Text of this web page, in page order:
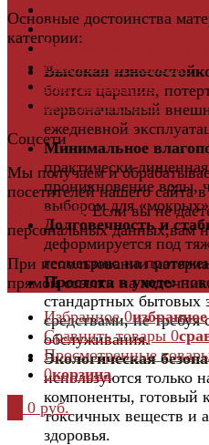
Основные достоинства
категории:
Высокая
боится царапин,
первоначальный
ежедневной
Минимальное
практически
проникновение воды,
выбором для
Долговечность и
деформируется под
геометрию на
Простота в уходе:
стандартных
средствами, не
обслуживания.
Экологическая
используются только
компоненты, готовый
токсичных веществ и
здоровья.
Паркетная доска
Инженерная паркетная
Виниловый ламинат
Винты для ручек
Массивная доска
Соцсети
Мы получаем и
посетителей нашего сайта
политикой. Если вы не
персональных данных,вам
При использовании
прямой ссылки на
Избранное 0избранное
Сравнить товары 0
Просмотренные
0корзина
0 руб.